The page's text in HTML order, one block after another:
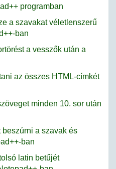
programban
a szavakat véletlenszerű
ban
a vesszők után a
az összes HTML-címkét
minden 10. sor után
a szavak és
ban
latin betűjét